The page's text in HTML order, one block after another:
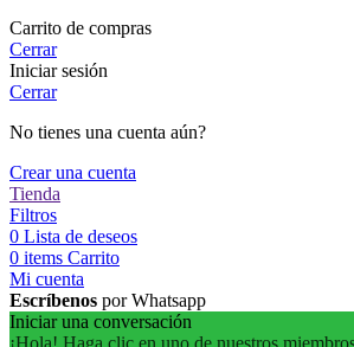
Carrito de compras
Cerrar
Iniciar sesión
Cerrar
No tienes una cuenta aún?
Crear una cuenta
Tienda
Filtros
0 Lista de deseos
0 items Carrito
Mi cuenta
Escríbenos por Whatsapp
Iniciar una conversación